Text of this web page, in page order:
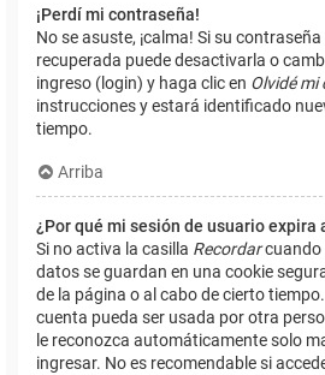
¡Perdí mi contraseña!
No se asuste, ¡calma! Si su
recuperada puede desactivarla o
ingreso (login) y haga clic en Olvidé mi
instrucciones y estará identificado
tiempo.
Arriba
¿Por qué mi sesión de usuario
Si no activa la casilla Recordarcuando
datos se guardan en una cookie
de la página o al cabo de cierto
cuenta pueda ser usada por otra
le reconozca automáticamente solo
ingresar. No es recomendable si